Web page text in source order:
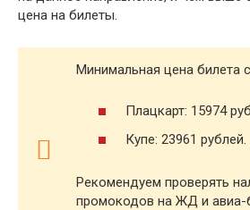
цена на билеты.
Минимальная цена билета
Плацкарт: 15974
Купе: 23961 рублей.
Рекомендуем проверять
промокодов на ЖД и авиа-